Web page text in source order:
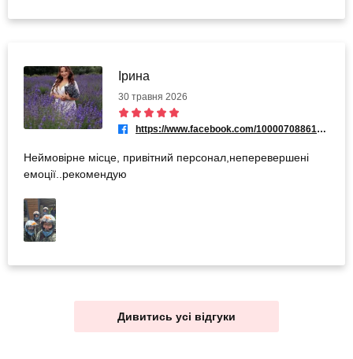
Ірина
30 травня 2026
https://www.facebook.com/100007088612225
Неймовірне місце, привітний персонал,неперевершені
емоції..рекомендую
Дивитись усі відгуки